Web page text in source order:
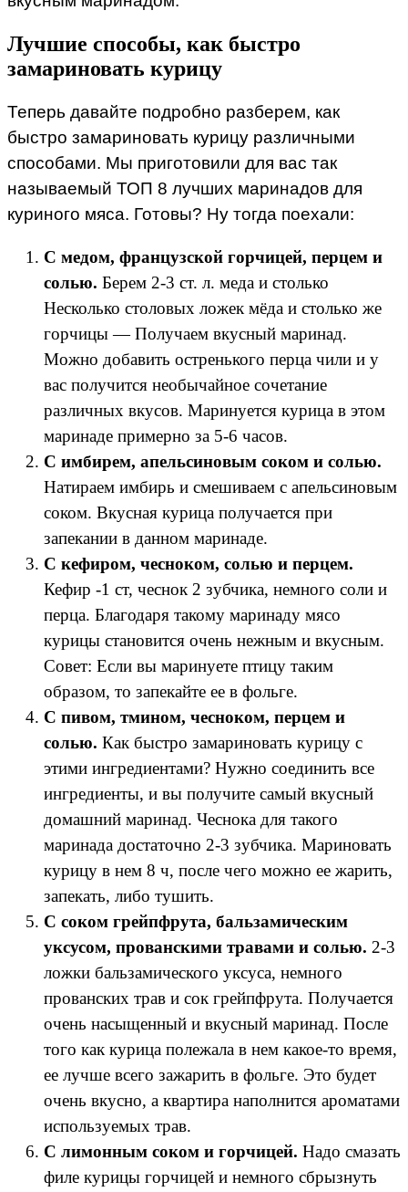
Лучшие способы, как быстро
замариновать курицу
Теперь давайте подробно разберем, как
быстро замариновать курицу различными
способами. Мы приготовили для вас так
называемый ТОП 8 лучших маринадов для
куриного мяса. Готовы? Ну тогда поехали:
С медом, французской горчицей, перцем и
солью. Берем 2-3 ст. л. меда и столько
Несколько столовых ложек мёда и столько же
горчицы — Получаем вкусный маринад.
Можно добавить остренького перца чили и у
вас получится необычайное сочетание
различных вкусов. Маринуется курица в этом
маринаде примерно за 5-6 часов.
С имбирем, апельсиновым соком и солью.
Натираем имбирь и смешиваем с апельсиновым
соком. Вкусная курица получается при
запекании в данном маринаде.
С кефиром, чесноком, солью и перцем.
Кефир -1 ст, чеснок 2 зубчика, немного соли и
перца. Благодаря такому маринаду мясо
курицы становится очень нежным и вкусным.
Совет: Если вы маринуете птицу таким
образом, то запекайте ее в фольге.
С пивом, тмином, чесноком, перцем и
солью. Как быстро замариновать курицу с
этими ингредиентами? Нужно соединить все
ингредиенты, и вы получите самый вкусный
домашний маринад. Чеснока для такого
маринада достаточно 2-3 зубчика. Мариновать
курицу в нем 8 ч, после чего можно ее жарить,
запекать, либо тушить.
С соком грейпфрута, бальзамическим
уксусом, прованскими травами и солью. 2-3
ложки бальзамического уксуса, немного
прованских трав и сок грейпфрута. Получается
очень насыщенный и вкусный маринад. После
того как курица полежала в нем какое-то время,
ее лучше всего зажарить в фольге. Это будет
очень вкусно, а квартира наполнится ароматами
используемых трав.
С лимонным соком и горчицей. Надо смазать
филе курицы горчицей и немного сбрызнуть